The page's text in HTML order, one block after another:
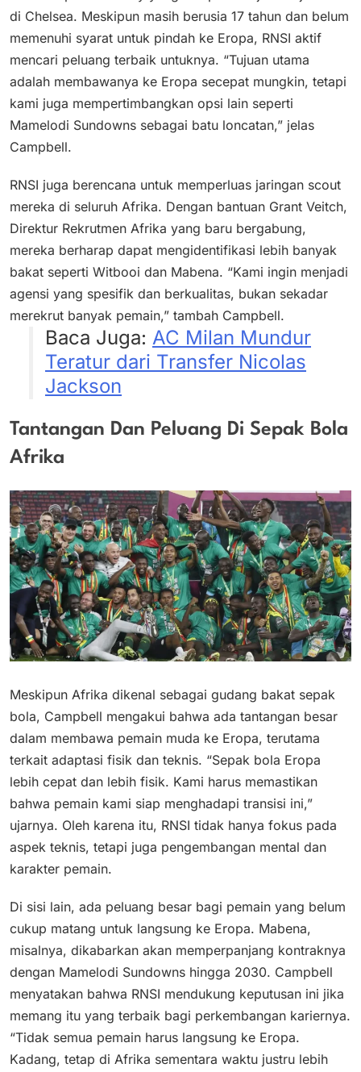
di Chelsea. Meskipun masih berusia 17 tahun dan belum
memenuhi syarat untuk pindah ke Eropa, RNSI aktif
mencari peluang terbaik untuknya. “Tujuan utama
adalah membawanya ke Eropa secepat mungkin, tetapi
kami juga mempertimbangkan opsi lain seperti
Mamelodi Sundowns sebagai batu loncatan,” jelas
Campbell.
RNSI juga berencana untuk memperluas jaringan scout
mereka di seluruh Afrika. Dengan bantuan Grant Veitch,
Direktur Rekrutmen Afrika yang baru bergabung,
mereka berharap dapat mengidentifikasi lebih banyak
bakat seperti Witbooi dan Mabena. “Kami ingin menjadi
agensi yang spesifik dan berkualitas, bukan sekadar
merekrut banyak pemain,” tambah Campbell.
Baca Juga: AC Milan Mundur
Teratur dari Transfer Nicolas
Jackson
Tantangan Dan Peluang Di Sepak Bola
Afrika
Meskipun Afrika dikenal sebagai gudang bakat sepak
bola, Campbell mengakui bahwa ada tantangan besar
dalam membawa pemain muda ke Eropa, terutama
terkait adaptasi fisik dan teknis. “Sepak bola Eropa
lebih cepat dan lebih fisik. Kami harus memastikan
bahwa pemain kami siap menghadapi transisi ini,”
ujarnya. Oleh karena itu, RNSI tidak hanya fokus pada
aspek teknis, tetapi juga pengembangan mental dan
karakter pemain.
Di sisi lain, ada peluang besar bagi pemain yang belum
cukup matang untuk langsung ke Eropa. Mabena,
misalnya, dikabarkan akan memperpanjang kontraknya
dengan Mamelodi Sundowns hingga 2030. Campbell
menyatakan bahwa RNSI mendukung keputusan ini jika
memang itu yang terbaik bagi perkembangan kariernya.
“Tidak semua pemain harus langsung ke Eropa.
Kadang, tetap di Afrika sementara waktu justru lebih